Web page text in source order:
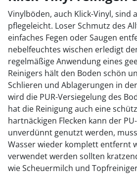
Vinylböden, auch Klick-Vinyl, sind
pflegeleicht. Loser Schmutz des
einfaches Fegen oder Saugen
nebelfeuchtes wischen erledigt
regelmäßige Anwendung eines
Reinigers hält den Boden schön
Schlieren und Ablagerungen in
wird die PUR-Versiegelung des
hat die Reinigung auch eine
hartnäckigen Flecken kann der
unverdünnt genutzt werden,
Wasser wieder komplett entfernt
verwendet werden sollten
wie Scheuermilch und